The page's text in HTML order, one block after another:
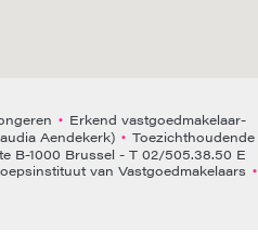
• Erkend vastgoedmakelaar-
Aendekerk) • Toezichthoudende
B-1000 Brussel - T 02/505.38.50 E
van Vastgoedmakelaars •